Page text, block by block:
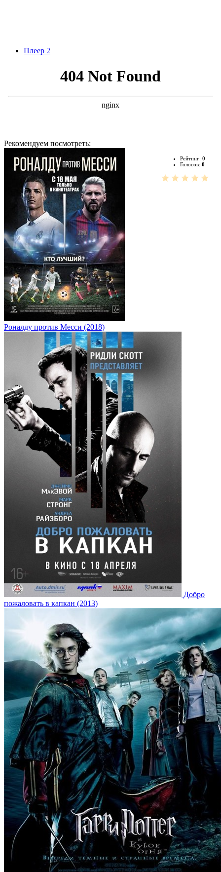
Плеер 2
Рекомендуем посмотреть:
Рейтинг: 0
Голосов: 0
Роналду против Месси (2018)
Добро
пожаловать в капкан (2013)